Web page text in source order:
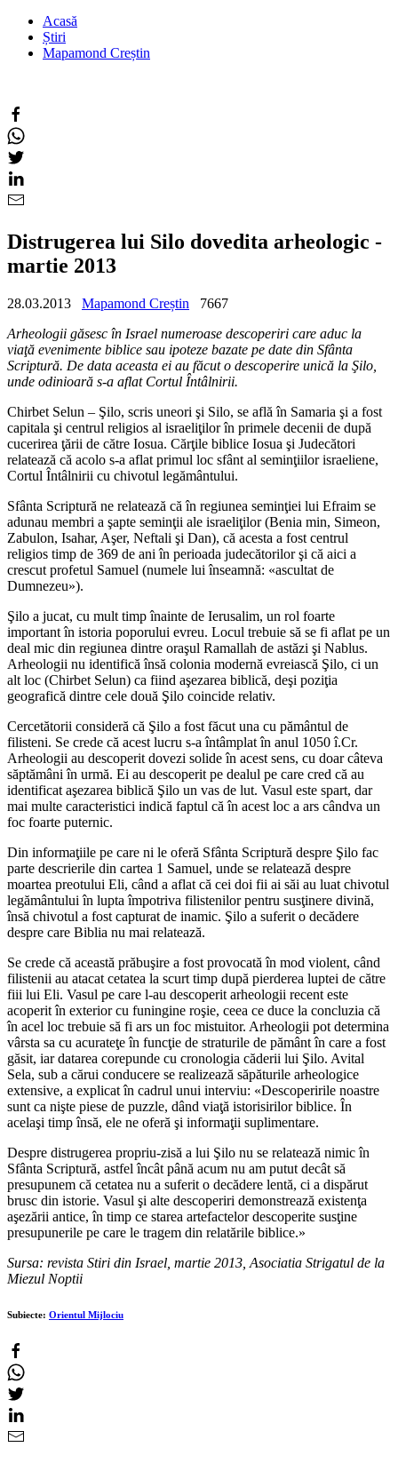
Acasă
Știri
Mapamond Creștin
Distrugerea lui Silo dovedita arheologic -
martie 2013
28.03.2013 Mapamond Creștin
7667
Arheologii găsesc în Israel numeroase descoperiri care aduc la
viaţă evenimente biblice sau ipoteze bazate pe date din Sfânta
Scriptură. De data aceasta ei au făcut o descoperire unică la Şilo,
unde odinioară s-a aflat Cortul Întâlnirii.
Chirbet Selun – Şilo, scris uneori şi Silo, se află în Samaria şi a fost
capitala şi centrul religios al israeliţilor în primele decenii de după
cucerirea ţării de către Iosua. Cărţile biblice Iosua şi Judecători
relatează că acolo s-a aflat primul loc sfânt al seminţiilor israeliene,
Cortul Întâlnirii cu chivotul legământului.
Sfânta Scriptură ne relatează că în regiunea seminţiei lui Efraim se
adunau membri a şapte seminţii ale israeliţilor (Benia min, Simeon,
Zabulon, Isahar, Aşer, Neftali şi Dan), că acesta a fost centrul
religios timp de 369 de ani în perioada judecătorilor şi că aici a
crescut profetul Samuel (numele lui înseamnă: «ascultat de
Dumnezeu»).
Şilo a jucat, cu mult timp înainte de Ierusalim, un rol foarte
important în istoria poporului evreu. Locul trebuie să se fi aflat pe un
deal mic din regiunea dintre oraşul Ramallah de astăzi şi Nablus.
Arheologii nu identifică însă colonia modernă evreiască Şilo, ci un
alt loc (Chirbet Selun) ca fiind aşezarea biblică, deşi poziţia
geografică dintre cele două Şilo coincide relativ.
Cercetătorii consideră că Şilo a fost făcut una cu pământul de
filisteni. Se crede că acest lucru s-a întâmplat în anul 1050 î.Cr.
Arheologii au descoperit dovezi solide în acest sens, cu doar câteva
săptămâni în urmă. Ei au descoperit pe dealul pe care cred că au
identificat aşezarea biblică Şilo un vas de lut. Vasul este spart, dar
mai multe caracteristici indică faptul că în acest loc a ars cândva un
foc foarte puternic.
Din informaţiile pe care ni le oferă Sfânta Scriptură despre Şilo fac
parte descrierile din cartea 1 Samuel, unde se relatează despre
moartea preotului Eli, când a aflat că cei doi fii ai săi au luat chivotul
legământului în lupta împotriva filistenilor pentru susţinere divină,
însă chivotul a fost capturat de inamic. Şilo a suferit o decădere
despre care Biblia nu mai relatează.
Se crede că această prăbuşire a fost provocată în mod violent, când
filistenii au atacat cetatea la scurt timp după pierderea luptei de către
fiii lui Eli. Vasul pe care l-au descoperit arheologii recent este
acoperit în exterior cu funingine roşie, ceea ce duce la concluzia că
în acel loc trebuie să fi ars un foc mistuitor. Arheologii pot determina
vârsta sa cu acurateţe în funcţie de straturile de pământ în care a fost
găsit, iar datarea corepunde cu cronologia căderii lui Şilo. Avital
Sela, sub a cărui conducere se realizează săpăturile arheologice
extensive, a explicat în cadrul unui interviu: «Descoperirile noastre
sunt ca nişte piese de puzzle, dând viaţă istorisirilor biblice. În
acelaşi timp însă, ele ne oferă şi informaţii suplimentare.
Despre distrugerea propriu-zisă a lui Şilo nu se relatează nimic în
Sfânta Scriptură, astfel încât până acum nu am putut decât să
presupunem că cetatea nu a suferit o decădere lentă, ci a dispărut
brusc din istorie. Vasul şi alte descoperiri demonstrează existenţa
aşezării antice, în timp ce starea artefactelor descoperite susţine
presupunerile pe care le tragem din relatările biblice.»
Sursa: revista Stiri din Israel, martie 2013, Asociatia Strigatul de la
Miezul Noptii
Subiecte: Orientul Mijlociu